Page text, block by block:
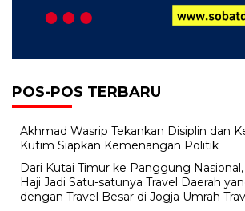
POS-POS TERBARU
Akhmad Wasrip Tekankan Disiplin dan
Kutim Siapkan Kemenangan Politik
Dari Kutai Timur ke Panggung
Haji Jadi Satu-satunya Travel Daerah
dengan Travel Besar di Jogja Umrah